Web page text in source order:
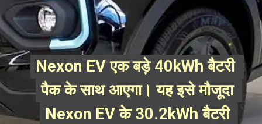
Nexon EV एक बड़े 40kWh बैटरी
पैक के साथ आएगा। यह इसे मौजूदा
Nexon EV के 30.2kWh बैटरी
Nexon EV एक बड़े 40kWh बैटरी
पैक के साथ आएगा। यह इसे मौजूदा
Nexon EV के 30.2kWh बैटरी